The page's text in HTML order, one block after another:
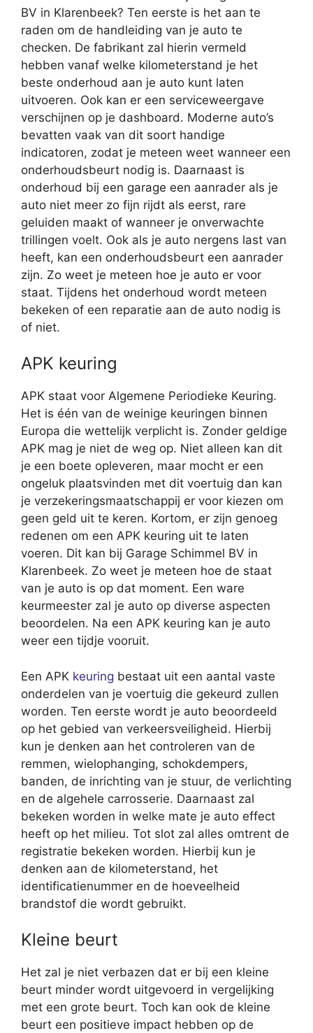
BV in Klarenbeek? Ten eerste is het aan te
raden om de handleiding van je auto te
checken. De fabrikant zal hierin vermeld
hebben vanaf welke kilometerstand je het
beste onderhoud aan je auto kunt laten
uitvoeren. Ook kan er een serviceweergave
verschijnen op je dashboard. Moderne auto’s
bevatten vaak van dit soort handige
indicatoren, zodat je meteen weet wanneer een
onderhoudsbeurt nodig is. Daarnaast is
onderhoud bij een garage een aanrader als je
auto niet meer zo fijn rijdt als eerst, rare
geluiden maakt of wanneer je onverwachte
trillingen voelt. Ook als je auto nergens last van
heeft, kan een onderhoudsbeurt een aanrader
zijn. Zo weet je meteen hoe je auto er voor
staat. Tijdens het onderhoud wordt meteen
bekeken of een reparatie aan de auto nodig is
of niet.
APK keuring
APK staat voor Algemene Periodieke Keuring.
Het is één van de weinige keuringen binnen
Europa die wettelijk verplicht is. Zonder geldige
APK mag je niet de weg op. Niet alleen kan dit
je een boete opleveren, maar mocht er een
ongeluk plaatsvinden met dit voertuig dan kan
je verzekeringsmaatschappij er voor kiezen om
geen geld uit te keren. Kortom, er zijn genoeg
redenen om een APK keuring uit te laten
voeren. Dit kan bij Garage Schimmel BV in
Klarenbeek. Zo weet je meteen hoe de staat
van je auto is op dat moment. Een ware
keurmeester zal je auto op diverse aspecten
beoordelen. Na een APK keuring kan je auto
weer een tijdje vooruit.
Een APK keuring bestaat uit een aantal vaste
onderdelen van je voertuig die gekeurd zullen
worden. Ten eerste wordt je auto beoordeeld
op het gebied van verkeersveiligheid. Hierbij
kun je denken aan het controleren van de
remmen, wielophanging, schokdempers,
banden, de inrichting van je stuur, de verlichting
en de algehele carrosserie. Daarnaast zal
bekeken worden in welke mate je auto effect
heeft op het milieu. Tot slot zal alles omtrent de
registratie bekeken worden. Hierbij kun je
denken aan de kilometerstand, het
identificatienummer en de hoeveelheid
brandstof die wordt gebruikt.
Kleine beurt
Het zal je niet verbazen dat er bij een kleine
beurt minder wordt uitgevoerd in vergelijking
met een grote beurt. Toch kan ook de kleine
beurt een positieve impact hebben op de